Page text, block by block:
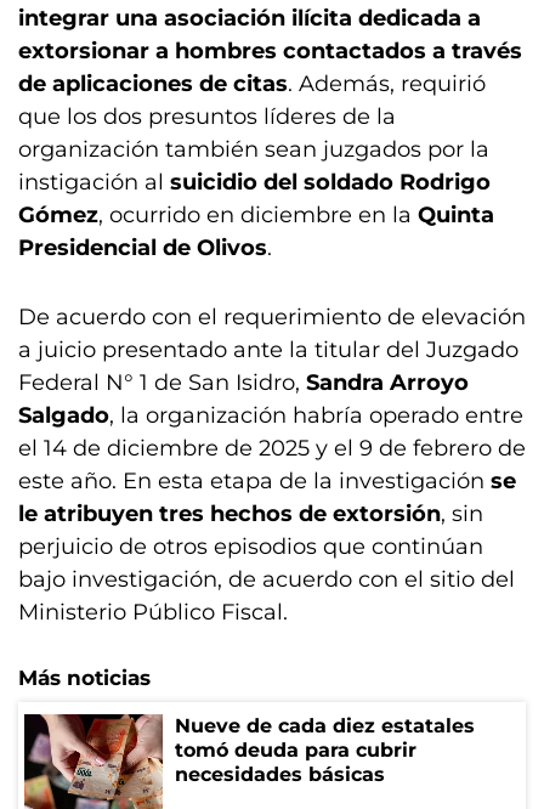
integrar una asociación ilícita dedicada a
extorsionar a hombres contactados a través
de aplicaciones de citas. Además, requirió
que los dos presuntos líderes de la
organización también sean juzgados por la
instigación al suicidio del soldado Rodrigo
Gómez, ocurrido en diciembre en la Quinta
Presidencial de Olivos.
De acuerdo con el requerimiento de elevación
a juicio presentado ante la titular del Juzgado
Federal N° 1 de San Isidro, Sandra Arroyo
Salgado, la organización habría operado entre
el 14 de diciembre de 2025 y el 9 de febrero de
este año. En esta etapa de la investigación se
le atribuyen tres hechos de extorsión, sin
perjuicio de otros episodios que continúan
bajo investigación, de acuerdo con el sitio del
Ministerio Público Fiscal.
Más noticias
Nueve de cada diez estatales
tomó deuda para cubrir
necesidades básicas